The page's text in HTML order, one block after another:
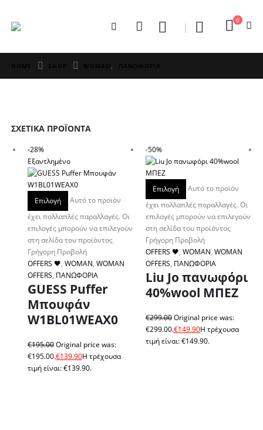
0
WOMAN,
ΣΧΕΤΙΚΆ ΠΡΟΪΌΝΤΑ
-28%
Εξαντλημένο
Επιλογή
Αυτό το προϊόν
έχει πολλαπλές παραλλαγές. Οι
επιλογές μπορούν να επιλεγούν
στη σελίδα του προϊόντος
Γρήγορη Προβολή
OFFERS 🖤, WOMAN, WOMAN
OFFERS, ΠΑΝΩΦΟΡΙΑ
GUESS Puffer
Μπουφάν
W1BL01WEAX0
€195.00 Original price was:
€195.00.€139.90Η τρέχουσα
τιμή είναι: €139.90.
-50%
Επιλογή
Αυτό το προϊόν
έχει πολλαπλές παραλλαγές. Οι
επιλογές μπορούν να επιλεγούν
στη σελίδα του προϊόντος
Γρήγορη Προβολή
OFFERS 🖤, WOMAN, WOMAN
OFFERS, ΠΑΝΩΦΟΡΙΑ
Liu Jo πανωφόρι
40%wool ΜΠΕΖ
€299.00Original price was:
€299.00.€149.90Η τρέχουσα
τιμή είναι: €149.90.